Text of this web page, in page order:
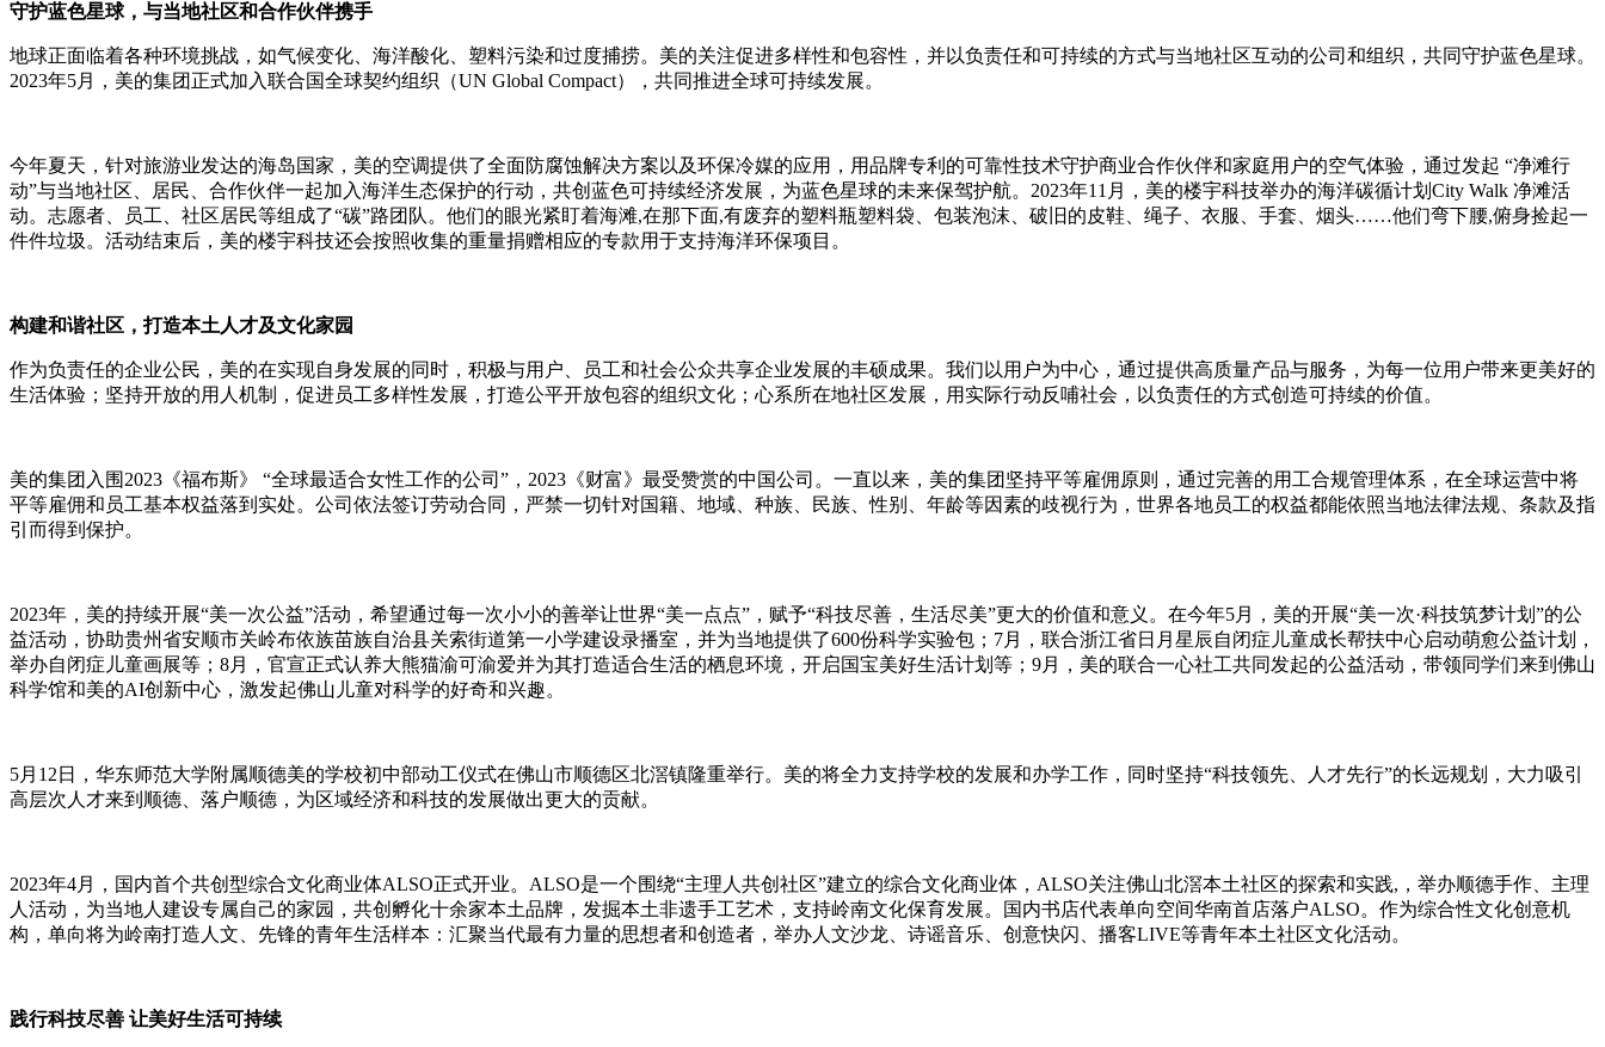
守护蓝色星球，与当地社区和合作伙伴携手
地球正面临着各种环境挑战，如气候变化、海洋酸化、塑料污染和过度捕捞。美的关注促进多样性和包容性，并以负责任和可持续的方式与当地社区互动的公司和组织，共同守护蓝色星球。
2023年5月，美的集团正式加入联合国全球契约组织（UN Global Compact），共同推进全球可持续发展。
今年夏天，针对旅游业发达的海岛国家，美的空调提供了全面防腐蚀解决方案以及环保冷媒的应用，用品牌专利的可靠性技术守护商业合作伙伴和家庭用户的空气体验，通过发起 “净滩行
动”与当地社区、居民、合作伙伴一起加入海洋生态保护的行动，共创蓝色可持续经济发展，为蓝色星球的未来保驾护航。2023年11月，美的楼宇科技举办的海洋碳循计划City Walk 净滩活
动。志愿者、员工、社区居民等组成了“碳”路团队。他们的眼光紧盯着海滩,在那下面,有废弃的塑料瓶塑料袋、包装泡沫、破旧的皮鞋、绳子、衣服、手套、烟头……他们弯下腰,俯身捡起一
件件垃圾。活动结束后，美的楼宇科技还会按照收集的重量捐赠相应的专款用于支持海洋环保项目。
构建和谐社区，打造本土人才及文化家园
作为负责任的企业公民，美的在实现自身发展的同时，积极与用户、员工和社会公众共享企业发展的丰硕成果。我们以用户为中心，通过提供高质量产品与服务，为每一位用户带来更美好的
生活体验；坚持开放的用人机制，促进员工多样性发展，打造公平开放包容的组织文化；心系所在地社区发展，用实际行动反哺社会，以负责任的方式创造可持续的价值。
美的集团入围2023《福布斯》 “全球最适合女性工作的公司”，2023《财富》最受赞赏的中国公司。一直以来，美的集团坚持平等雇佣原则，通过完善的用工合规管理体系，在全球运营中将
平等雇佣和员工基本权益落到实处。公司依法签订劳动合同，严禁一切针对国籍、地域、种族、民族、性别、年龄等因素的歧视行为，世界各地员工的权益都能依照当地法律法规、条款及指
引而得到保护。
2023年，美的持续开展“美一次公益”活动，希望通过每一次小小的善举让世界“美一点点”，赋予“科技尽善，生活尽美”更大的价值和意义。在今年5月，美的开展“美一次·科技筑梦计划”的公
益活动，协助贵州省安顺市关岭布依族苗族自治县关索街道第一小学建设录播室，并为当地提供了600份科学实验包；7月，联合浙江省日月星辰自闭症儿童成长帮扶中心启动萌愈公益计划，
举办自闭症儿童画展等；8月，官宣正式认养大熊猫渝可渝爱并为其打造适合生活的栖息环境，开启国宝美好生活计划等；9月，美的联合一心社工共同发起的公益活动，带领同学们来到佛山
科学馆和美的AI创新中心，激发起佛山儿童对科学的好奇和兴趣。
5月12日，华东师范大学附属顺德美的学校初中部动工仪式在佛山市顺德区北滘镇隆重举行。美的将全力支持学校的发展和办学工作，同时坚持“科技领先、人才先行”的长远规划，大力吸引
高层次人才来到顺德、落户顺德，为区域经济和科技的发展做出更大的贡献。
2023年4月，国内首个共创型综合文化商业体ALSO正式开业。ALSO是一个围绕“主理人共创社区”建立的综合文化商业体，ALSO关注佛山北滘本土社区的探索和实践,，举办顺德手作、主理
人活动，为当地人建设专属自己的家园，共创孵化十余家本土品牌，发掘本土非遗手工艺术，支持岭南文化保育发展。国内书店代表单向空间华南首店落户ALSO。作为综合性文化创意机
构，单向将为岭南打造人文、先锋的青年生活样本：汇聚当代最有力量的思想者和创造者，举办人文沙龙、诗谣音乐、创意快闪、播客LIVE等青年本土社区文化活动。
践行科技尽善 让美好生活可持续